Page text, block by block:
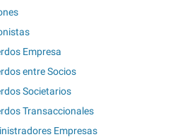
Empresa
entre Socios
Societarios
Transaccionales
Empresas